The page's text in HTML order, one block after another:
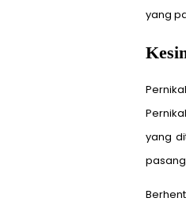
yang
yang